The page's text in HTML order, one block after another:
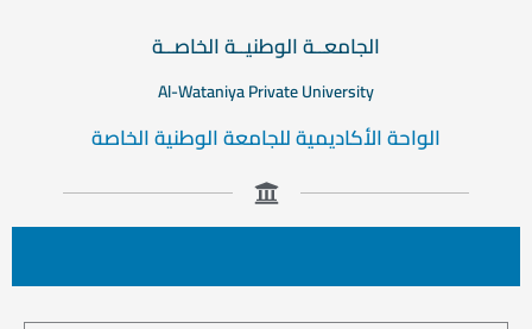
الجامعــة الوطنيــة الخاصــة
Al-Wataniya Private University
الواحة الأكاديمية للجامعة الوطنية الخاصة